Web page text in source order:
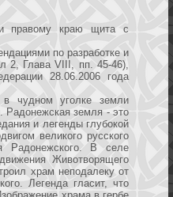
правому краю щита с
по разработке и
2, Глава VIII, пп. 45-46),
28.06.2006 года
в чудном уголке земли
Радонежская земля - это
и легенды глубокой
великого русского
Радонежского. В селе
Животворящего
храм неподалеку от
Легенда гласит, что